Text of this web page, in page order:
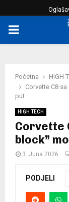
PRIMARY
Početna
HIGH
Corvette C8
put
HIGH TECH
Corvette
block”
3. Juna 2026.
PODJELI